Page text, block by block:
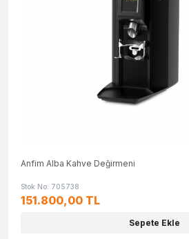
Anfim Alba Kahve Değirmeni
Stok No: 705738
151.800,00 TL
Sepete Ekle